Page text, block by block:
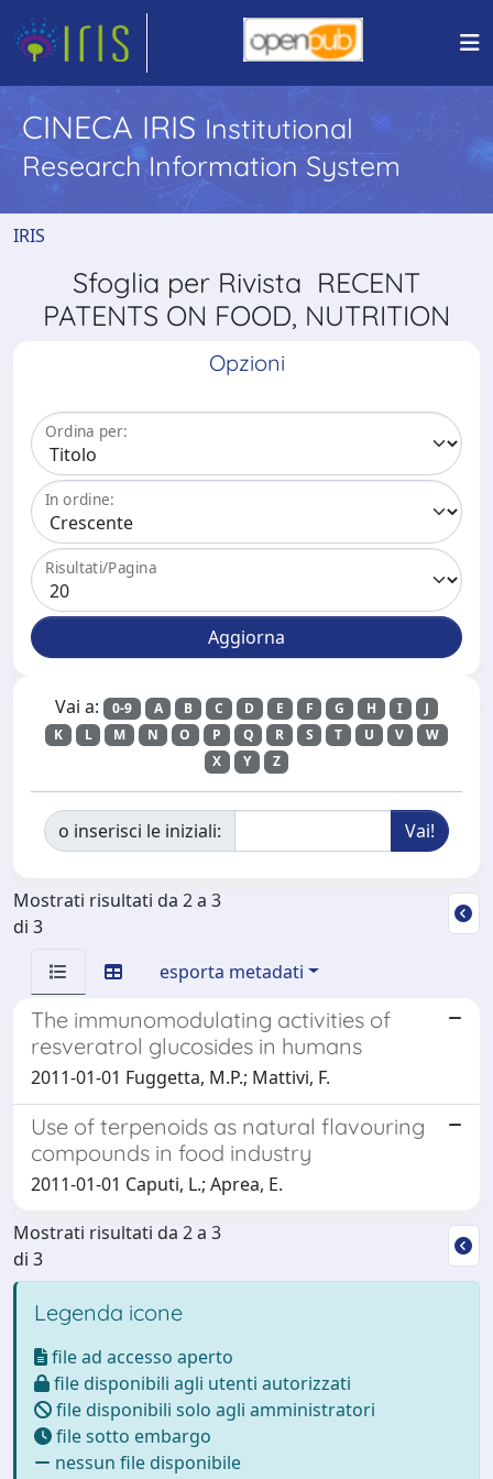
CINECA IRIS Institutional
Research Information System
IRIS
Sfoglia per Rivista RECENT
PATENTS ON FOOD, NUTRITION
Opzioni
Ordina per:
In ordine:
Risultati/Pagina
Vai a: 0-9 A B C D E F G H I
J
K
L M N O P Q R S T U V
W
X
Y Z
o inserisci le iniziali:
Mostrati risultati da 2 a 3
di 3
esporta metadati
The immunomodulating activities of
resveratrol glucosides in humans
2011-01-01 Fuggetta, M.P.; Mattivi, F.
Use of terpenoids as natural flavouring
compounds in food industry
2011-01-01 Caputi, L.; Aprea, E.
Mostrati risultati da 2 a 3
di 3
Legenda icone
file ad accesso aperto
file disponibili agli utenti autorizzati
file disponibili solo agli amministratori
file sotto embargo
nessun file disponibile